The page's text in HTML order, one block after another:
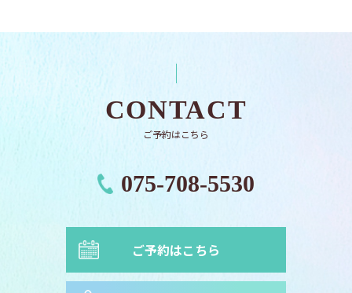
CONTACT
ご予約はこちら
075-708-5530
ご予約はこちら